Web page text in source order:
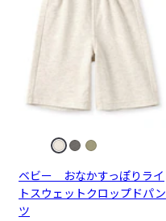
ベビー おなかすっぽりライ
トスウェットクロップドパン
ツ